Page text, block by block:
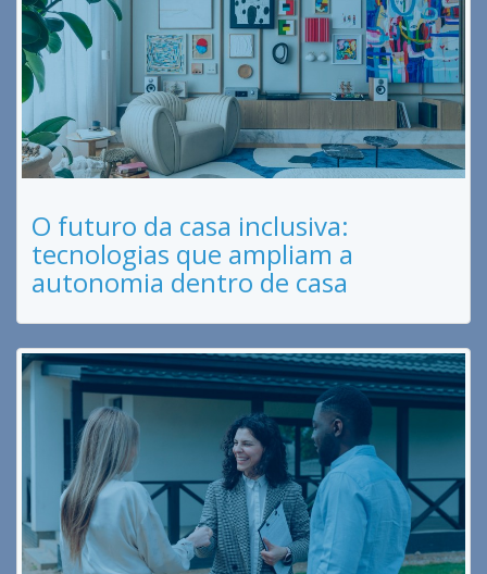
O futuro da casa inclusiva:
tecnologias que ampliam a
autonomia dentro de casa